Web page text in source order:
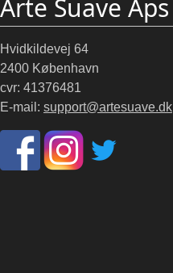
Arte Suave Aps
Hvidkildevej 64
2400 København
cvr: 41376481
E-mail: support@artesuave.dk